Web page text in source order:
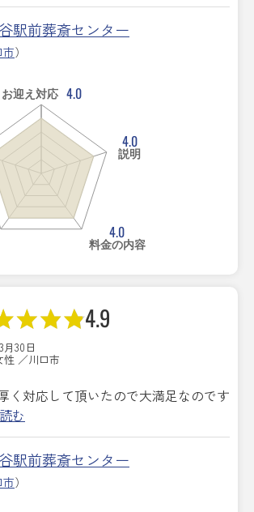
駅前葬斎センター
市）
お迎え対応 4.0
4.0
説明
4.0
料金の内容
4.9
月30日
性 ／川口市
く対応して頂いたので大満足なのです
む
駅前葬斎センター
市）